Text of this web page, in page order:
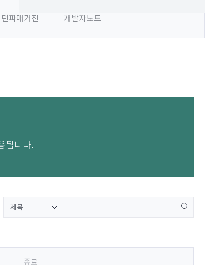
던파매거진 개발자노트
됩니다.
제목
종료